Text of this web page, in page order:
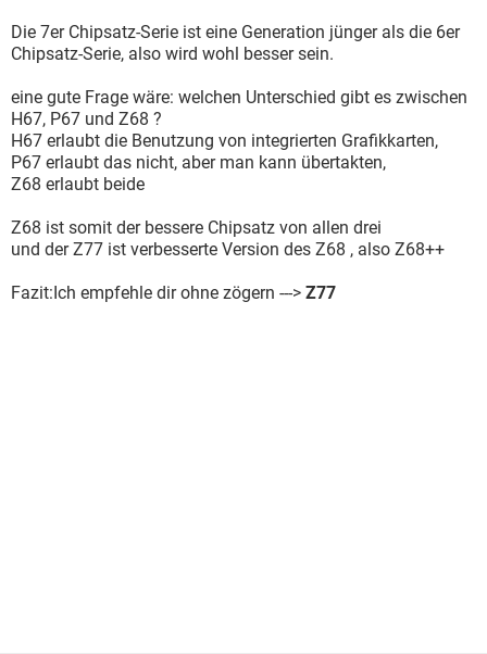
Die 7er Chipsatz-Serie ist eine Generation jünger als die 6er
Chipsatz-Serie, also wird wohl besser sein.
eine gute Frage wäre: welchen Unterschied gibt es zwischen
H67, P67 und Z68 ?
H67 erlaubt die Benutzung von integrierten Grafikkarten,
P67 erlaubt das nicht, aber man kann übertakten,
Z68 erlaubt beide
Z68 ist somit der bessere Chipsatz von allen drei
und der Z77 ist verbesserte Version des Z68 , also Z68++
Fazit:Ich empfehle dir ohne zögern ---> Z77